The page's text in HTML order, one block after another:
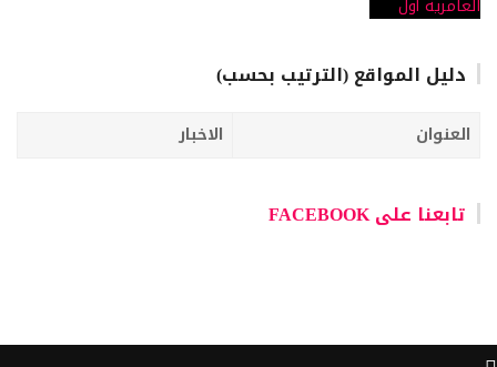
دليل المواقع (الترتيب بحسب)
العنوان الاخبار
تابعنا على FACEBOOK